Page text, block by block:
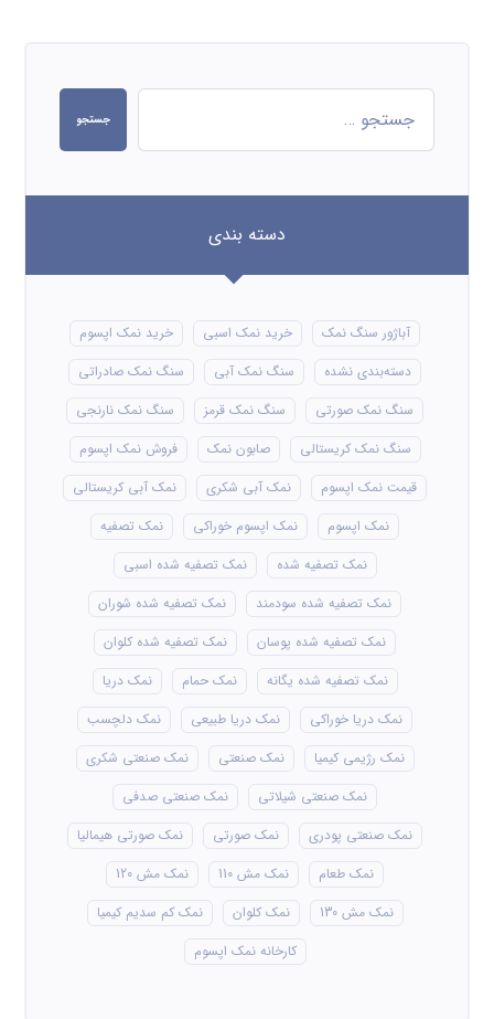
جستجو
دسته بندی
آباژور سنگ نمک خرید نمک اسبی
خرید نمک اپسوم
دسته‌بندی نشده
سنگ نمک آبی
سنگ نمک صادراتی
سنگ نمک صورتی
سنگ نمک قرمز
سنگ نمک نارنجی
سنگ نمک کریستالی
صابون نمک
فروش نمک اپسوم
قیمت نمک اپسوم
نمک آبی شکری
نمک آبی کریستالی
نمک اپسوم
نمک اپسوم خوراکی
نمک تصفیه
نمک تصفیه شده
نمک تصفیه شده اسبی
نمک تصفیه شده سودمند
نمک تصفیه شده شوران
نمک تصفیه شده پوسان
نمک تصفیه شده کلوان
نمک تصفیه شده یگانه
نمک حمام
نمک دریا
نمک دریا خوراکی
نمک دریا طبیعی
نمک دلچسب
نمک رژیمی کیمیا
نمک صنعتی
نمک صنعتی شکری
نمک صنعتی شیلاتی
نمک صنعتی صدفی
نمک صنعتی پودری
نمک صورتی
نمک صورتی هیمالیا
نمک طعام
نمک مش 110
نمک مش 120
نمک مش 130
نمک کلوان
نمک کم سدیم کیمیا
کارخانه نمک اپسوم